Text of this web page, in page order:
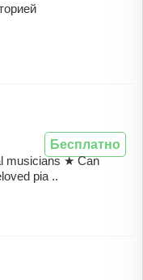
musicians ★ Can
pia ..
Бесплатно